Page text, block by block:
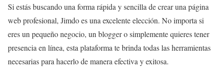
Si estás buscando una forma rápida y sencilla de crear una página
web profesional, Jimdo es una excelente elección. No importa si
eres un pequeño negocio, un blogger o simplemente quieres tener
presencia en línea, esta plataforma te brinda todas las herramientas
necesarias para hacerlo de manera efectiva y exitosa.